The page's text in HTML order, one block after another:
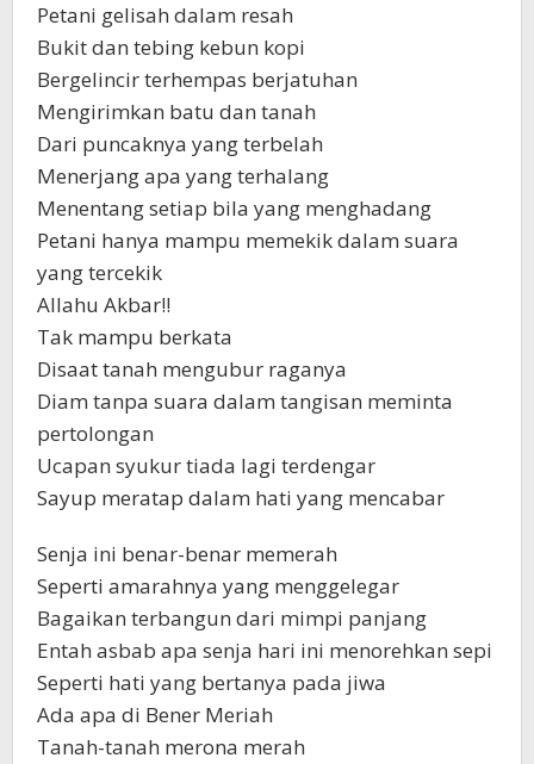
Petani gelisah dalam resah
Bukit dan tebing kebun kopi
Bergelincir terhempas berjatuhan
Mengirimkan batu dan tanah
Dari puncaknya yang terbelah
Menerjang apa yang terhalang
Menentang setiap bila yang menghadang
Petani hanya mampu memekik dalam suara
yang tercekik
Allahu Akbar!!
Tak mampu berkata
Disaat tanah mengubur raganya
Diam tanpa suara dalam tangisan meminta
pertolongan
Ucapan syukur tiada lagi terdengar
Sayup meratap dalam hati yang mencabar
Senja ini benar-benar memerah
Seperti amarahnya yang menggelegar
Bagaikan terbangun dari mimpi panjang
Entah asbab apa senja hari ini menorehkan sepi
Seperti hati yang bertanya pada jiwa
Ada apa di Bener Meriah
Tanah-tanah merona merah